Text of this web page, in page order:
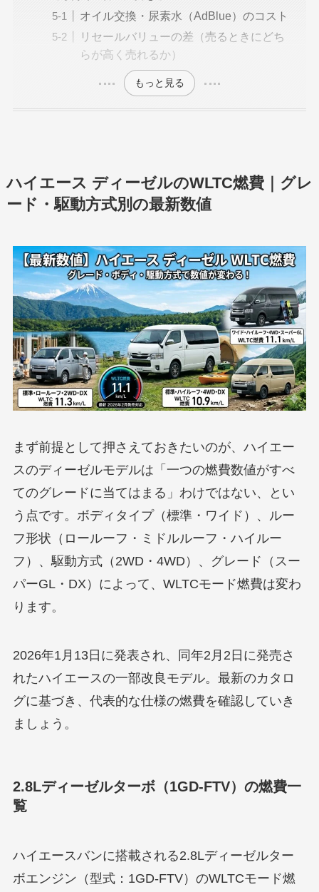
オイル交換・尿素水（AdBlue）のコスト
リセールバリューの差（売るときにどち
らが高く売れるか）
もっと見る
ハイエース ディーゼルのWLTC燃費｜グレ
ード・駆動方式別の最新数値
まず前提として押さえておきたいのが、ハイエー
スのディーゼルモデルは「一つの燃費数値がすべ
てのグレードに当てはまる」わけではない、とい
う点です。ボディタイプ（標準・ワイド）、ルー
フ形状（ロールーフ・ミドルルーフ・ハイルー
フ）、駆動方式（2WD・4WD）、グレード（スー
パーGL・DX）によって、WLTCモード燃費は変わ
ります。
2026年1月13日に発表され、同年2月2日に発売さ
れたハイエースの一部改良モデル。最新のカタロ
グに基づき、代表的な仕様の燃費を確認していき
ましょう。
2.8Lディーゼルターボ（1GD-FTV）の燃費一
覧
ハイエースバンに搭載される2.8Lディーゼルター
ボエンジン（型式：1GD-FTV）のWLTCモード燃